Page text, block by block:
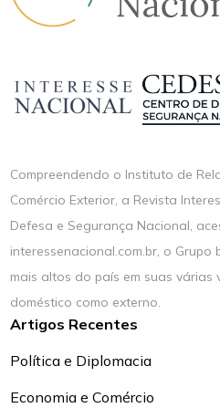
Compreendendo o Instituto de
Comércio Exterior, a Revista
Defesa e Segurança Nacional,
interessenacional.com.br, o Grupo
mais altos do país em suas
doméstico como externo.
Artigos Recentes
Política e Diplomacia
Economia e Comércio